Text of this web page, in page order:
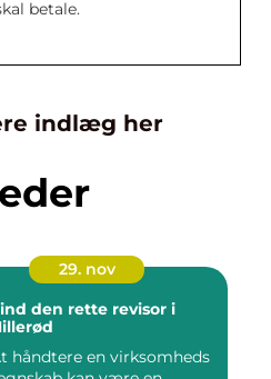
betale.
indlæg her
29. nov
den rette revisor i
håndtere en virksomheds